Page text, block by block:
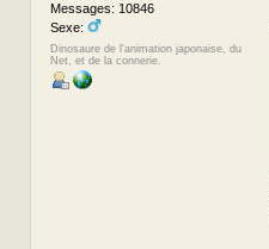
Messages: 10846
Sexe:
Dinosaure de l'animation japonaise, du
Net, et de la connerie.